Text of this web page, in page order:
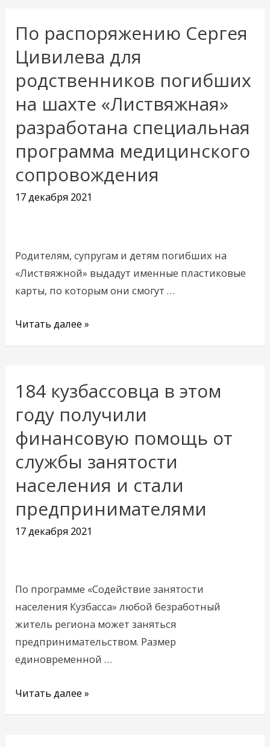
По распоряжению Сергея
Цивилева для
родственников погибших
на шахте «Листвяжная»
разработана специальная
программа медицинского
сопровождения
17 декабря 2021
Родителям, супругам и детям погибших на
«Листвяжной» выдадут именные пластиковые
карты, по которым они смогут …
По
распоряжению
Сергея
Цивилева
для
родственников
погибших
на
шахте
«Листвяжная»
разработана
медицинского
сопровождения
Читать далее »
184 кузбассовца в этом
году получили
финансовую помощь от
службы занятости
населения и стали
предпринимателями
17 декабря 2021
По программе «Содействие занятости
населения Кузбасса» любой безработный
житель региона может заняться
предпринимательством. Размер
единовременной …
184
кузбассовца
в
этом
году
получили
финансовую
помощь
от
и
стали
предпринимателями
Читать далее »